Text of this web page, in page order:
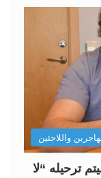
واللاجئين
ترحيله “لا